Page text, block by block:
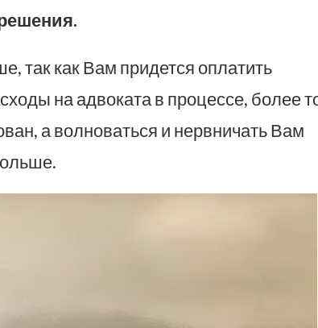
так как Вам придется оплатить
на адвоката в процессе, более
а волноваться и нервничать Вам